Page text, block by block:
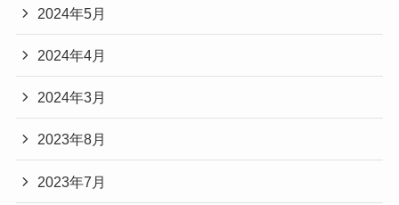
2024年5月
2024年4月
2024年3月
2023年8月
2023年7月